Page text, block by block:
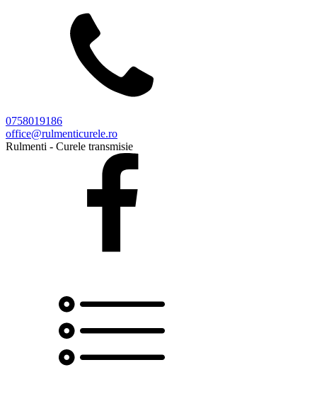
0758019186
office@rulmenticurele.ro
Rulmenti - Curele transmisie